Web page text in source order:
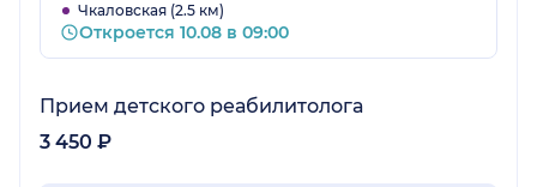
Чкаловская (2.5 км)
Откроется 10.08 в 09:00
Прием детского реабилитолога
3 450 ₽